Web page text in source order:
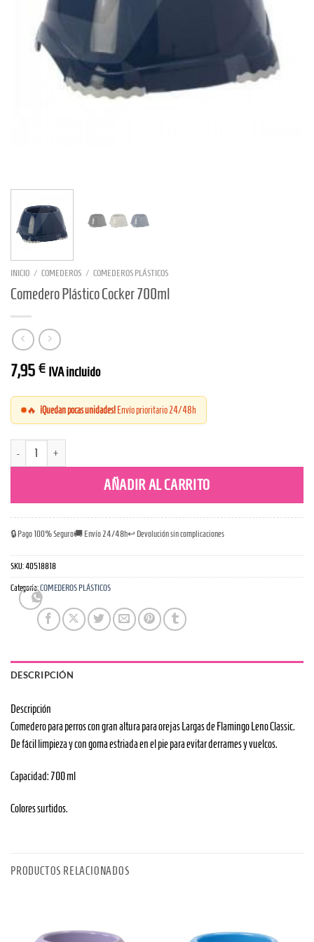
INICIO / COMEDEROS / COMEDEROS PLÁSTICOS
Comedero Plástico Cocker 700ml
7,95 € IVA incluido
🔥 ¡Quedan pocas unidades!Envío prioritario 24/48h
Comedero Plástico Cocker 700ml cantidad
AÑADIR AL CARRITO
🔒 Pago 100% Seguro🚚 Envío 24/48h↩️ Devolución sin complicaciones
SKU:40518818
Categoría:COMEDEROS PLÁSTICOS
DESCRIPCIÓN
Descripción
Comedero para perros con gran altura para orejas Largas de Flamingo Leno Classic.
De fácil limpieza y con goma estriada en el pie para evitar derrames y vuelcos.
Capacidad: 700 ml
Colores surtidos.
PRODUCTOS RELACIONADOS